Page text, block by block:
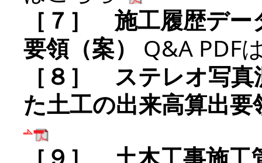
［７］ 施工履歴デ
要領（案） Q&A PDF
［８］ ステレオ写
た土工の出来高算出要